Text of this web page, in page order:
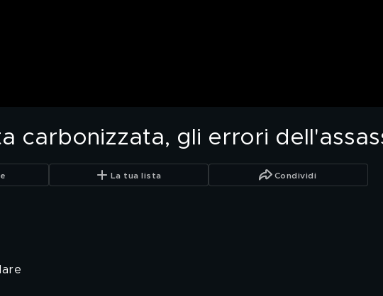
carbonizzata, gli errori
La tua lista Condividi